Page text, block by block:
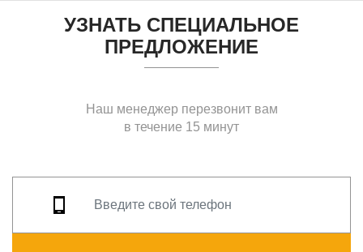
УЗНАТЬ СПЕЦИАЛЬНОЕ
ПРЕДЛОЖЕНИЕ
Наш менеджер перезвонит вам
в течение 15 минут